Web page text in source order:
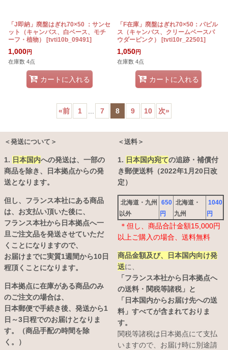
「J即納」廃盤はぎれ70×50 ：サンセ
ット（キャンバス、白ベース、モチ
ーフ・植物）
[tvti10b_09491]
1,000円
在庫数 4点
カートに入れる
「F在庫」廃盤はぎれ70×50：パピル
ス（キャンバス、クリームベースパ
ウダーピンク）
[tvti10r_22501]
1,050円
在庫数 4点
カートに入れる
«前 1 7 8 9 10 次»
＜発送について＞
1. 日本国内への発送は、 一部の
商品を除き、日本拠点からの発
送となります。
但し、フランス本社にある商品
は、お支払い頂いた後に、
フランス本社から日本拠点へ一
旦ご注文品を発送させていただ
くことになりますので、
お届けまでに実質1週間から10日
程頂くことになります。
日本拠点に在庫がある商品のみ
のご注文の場合は、
日本郵便で手続き後、発送から1
日～3日程でのお届けとなりま
す。（商品手配の時間を除
く。）
＜送料＞
1. 日本国内宛ての追跡・補償付
き郵便送料（2022年1月20日改
定）
北海道・九州
以外
650
円
北海道・
九州
1040
円
＊但し、商品合計金額15,000円
以上ご購入の場合、送料無料
商品金額及び、日本国内向け発
送に、
「フランス本社から日本拠点へ
の送料・関税等諸税」と
「日本国内からお届け先への送
料」すべてが含まれておりま
す。
関税等諸税は日本拠点にて支払
いますので、お届け時に別途請